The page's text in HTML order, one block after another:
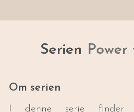
Serien Power
Om serien
I denne serie finder